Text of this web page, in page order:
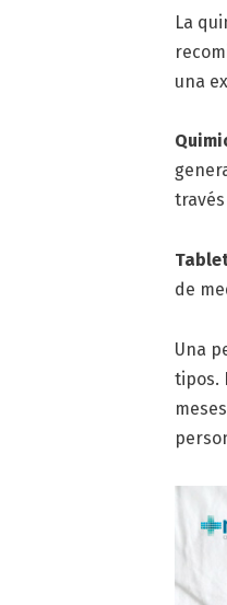
La
una
de
Una
tipos.